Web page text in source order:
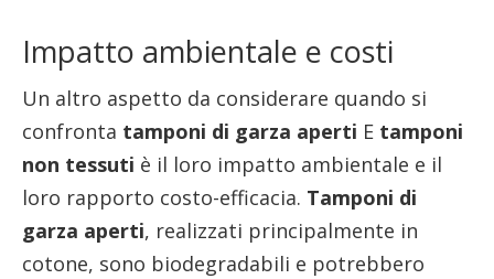
Impatto ambientale e costi
Un altro aspetto da considerare quando si
confronta tamponi di garza aperti E tamponi
non tessuti è il loro impatto ambientale e il
loro rapporto costo-efficacia. Tamponi di
garza aperti, realizzati principalmente in
cotone, sono biodegradabili e potrebbero